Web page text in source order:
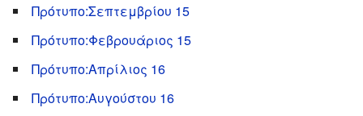
Πρότυπο:Σεπτεμβρίου 15
Πρότυπο:Φεβρουάριος 15
Πρότυπο:Απρίλιος 16
Πρότυπο:Αυγούστου 16